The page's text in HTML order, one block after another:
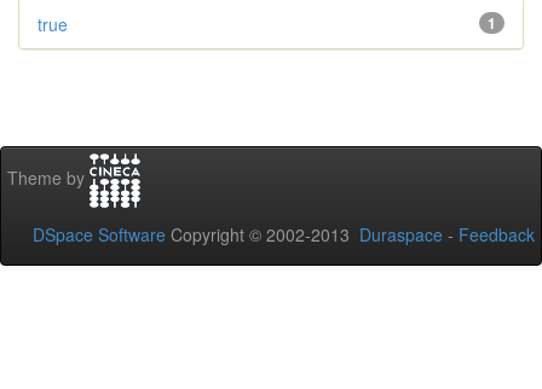
1
true
Theme by
DSpace Software Copyright © 2002-2013 Duraspace - Feedback